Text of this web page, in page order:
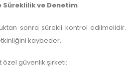
Süreklilik ve Denetim
sonra sürekli kontrol edilmelidir.
kaybeder.
güvenlik şirketi: